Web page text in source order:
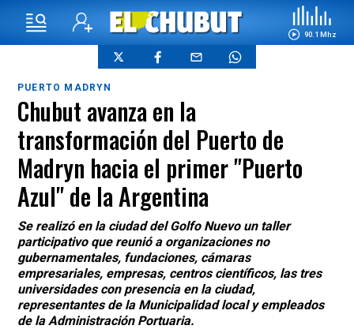
90.1 Mhz
PUERTO MADRYN
Chubut avanza en la
transformación del Puerto de
Madryn hacia el primer "Puerto
Azul" de la Argentina
Se realizó en la ciudad del Golfo Nuevo un taller
participativo que reunió a organizaciones no
gubernamentales, fundaciones, cámaras
empresariales, empresas, centros científicos, las tres
universidades con presencia en la ciudad,
representantes de la Municipalidad local y empleados
de la Administración Portuaria.